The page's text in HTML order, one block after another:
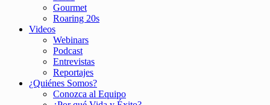
Gourmet
Roaring 20s
Videos
Webinars
Podcast
Entrevistas
Reportajes
¿Quiénes Somos?
Conozca al Equipo